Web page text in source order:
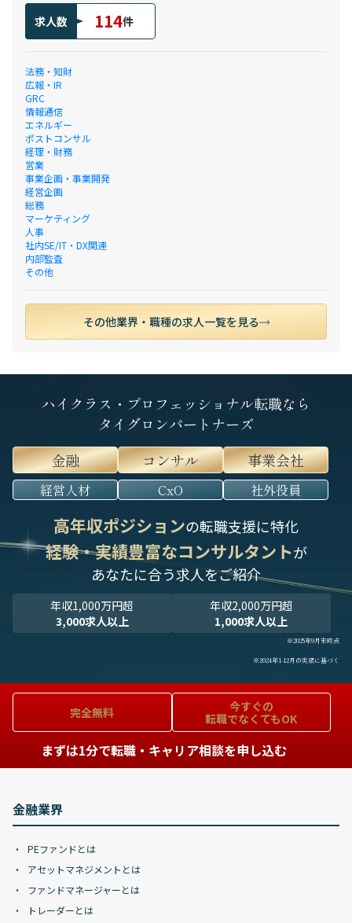
求人数 114件
法務・知財
広報・IR
GRC
情報通信
エネルギー
ポストコンサル
経理・財務
営業
事業企画・事業開発
経営企画
総務
マーケティング
人事
社内SE/IT・DX関連
内部監査
その他
その他業界・職種の求人一覧を見る
ハイクラス・プロフェッショナル転職なら
タイグロンパートナーズ
金融
コンサル 事業会社
経営人材 CxO 社外役員
高年収ポジションの転職支援に特化
経験・実績豊富なコンサルタントが
あなたに合う求人をご紹介
年収1,000万円超
3,000求人以上
年収2,000万円超
1,000求人以上
※2025年9月末時点
※2024年1-12月の実績に基づく
完全無料
今すぐの
転職でなくてもOK
まずは1分で転職・キャリア相談を申し込む
金融業界
PEファンドとは
アセットマネジメントとは
ファンドマネージャーとは
トレーダーとは